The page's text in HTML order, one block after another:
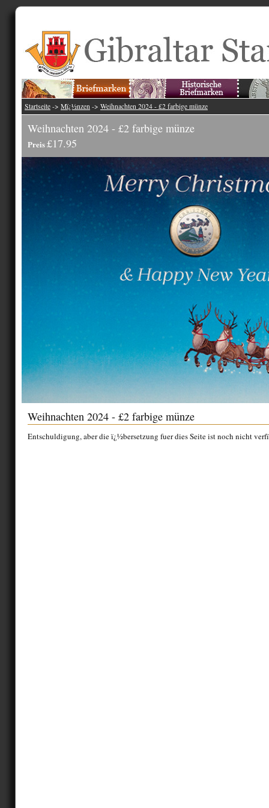
Startseite -> Mï¿½nzen -> Weihnachten 2024 - £2 farbige münze
Weihnachten 2024 - £2 farbige münze
Preis£17.95
Weihnachten 2024 - £2 farbige münze
Entschuldigung, aber die ï¿½bersetzung fuer dies Seite ist noch nicht